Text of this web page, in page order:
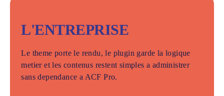
L'ENTREPRISE
Le theme porte le rendu, le plugin garde la logique
metier et les contenus restent simples a administrer
sans dependance a ACF Pro.